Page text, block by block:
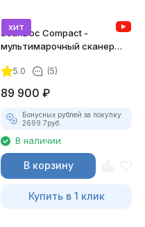
хит
ScanDoc Compact -
мультимарочный сканер
5.0 (5)
89 900 ₽
Бонусных рублей за покупку:
2699.7руб.
В наличии
В корзину
Купить в 1 клик